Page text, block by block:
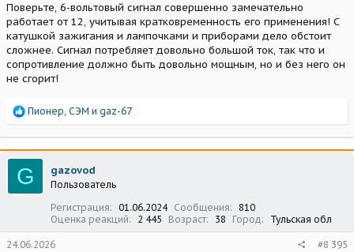
Поверьте, 6-вольтовый сигнал совершенно замечательно
работает от 12, учитывая кратковременность его применения! С
катушкой зажигания и лампочками и приборами дело обстоит
сложнее. Сигнал потребляет довольно большой ток, так что и
сопротивление должно быть довольно мощным, но и без него он
не сгорит!
Р
а
к
ц
и
и
Пионер, СЭМ и gaz-67
G gazovod
Пользователь
Регистрация
01.06.2024 Сообщения
810
Оценка реакций
2 445 Возраст 38 Город Тульская обл
24.06.2026 #8 395